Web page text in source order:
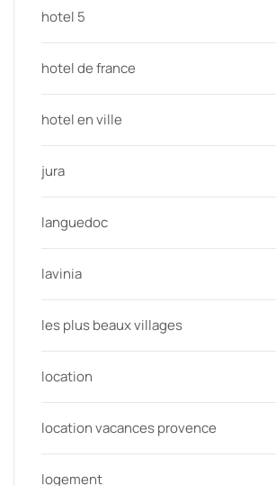
hotel 5
hotel de france
hotel en ville
jura
languedoc
lavinia
les plus beaux villages
location
location vacances provence
logement